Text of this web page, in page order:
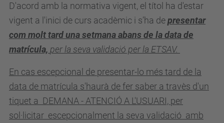
D'acord amb la normativa vigent, el títol ha d'estar
vigent a l'inici de curs acadèmic i s’ha depresentar
com molt tard una setmana abans de la data de
matrícula, per la seva validació per la ETSAV.
En cas escepcional de presentar-lo més tard de la
data de matrícula s'haurà de fer saber a travès d'un
tiquet a DEMANA - ATENCIÓ A L'USUARI, per
sol·licitar escepcionalment la seva validació amb